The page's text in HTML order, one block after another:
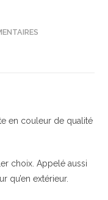
en couleur de qualité
choix. Appelé aussi
qu’en extérieur.